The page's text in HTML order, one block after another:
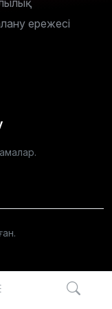
ережесі